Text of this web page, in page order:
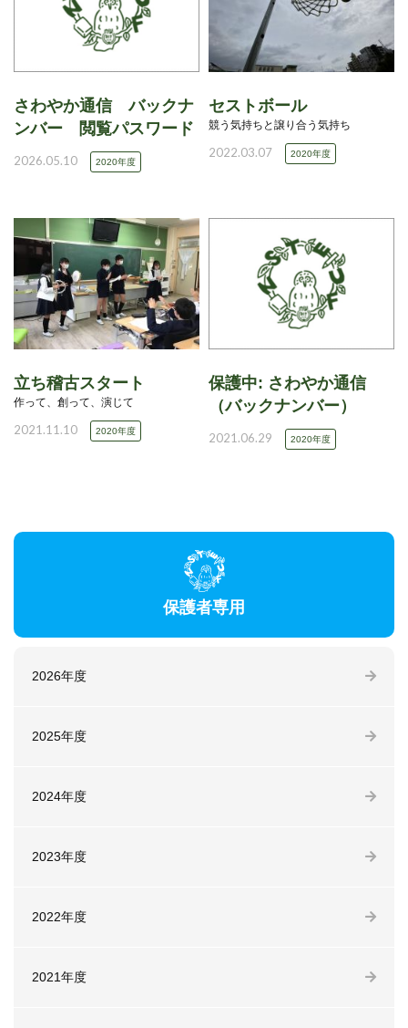
さわやか通信 バックナ
ンバー 閲覧パスワード
2026.05.10 2020年度
セストボール
競う気持ちと譲り合う気持ち
2022.03.07 2020年度
立ち稽古スタート
作って、創って、演じて
2021.11.10 2020年度
保護中: さわやか通信
（バックナンバー）
2021.06.29 2020年度
保護者専用
2026年度
2025年度
2024年度
2023年度
2022年度
2021年度